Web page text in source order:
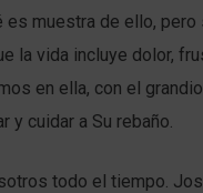
es muestra de ello, pero
la vida incluye dolor,
en ella, con el
y cuidar a Su rebaño.
todo el tiempo.